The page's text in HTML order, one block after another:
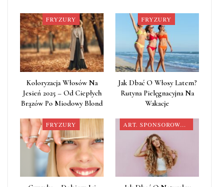
FRYZURY
Koloryzacja Włosów Na
Jesień 2025 – Od Ciepłych
Brązów Po Miodowy Blond
FRYZURY
Jak Dbać O Włosy Latem?
Rutyna Pielęgnacyjna Na
Wakacje
FRYZURY